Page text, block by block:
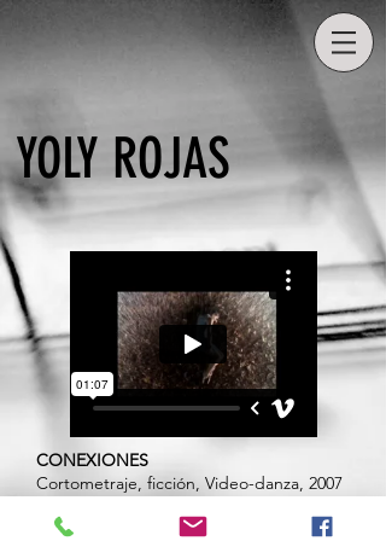
YOLY ROJAS
CONEXIONES
Cortometraje, ficción, Video-danza, 2007
Música original: Yoly Rojas